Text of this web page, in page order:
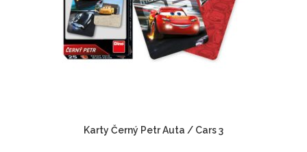
Karty Černý Petr Auta / Cars 3